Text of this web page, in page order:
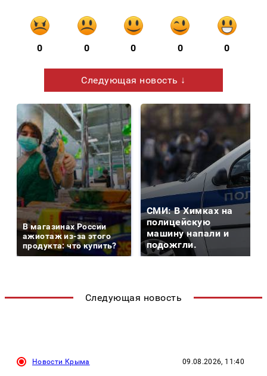
0 0 0 0 0
Следующая новость ↓
В магазинах России
ажиотаж из-за этого
продукта: что купить?
СМИ: В Химках на
полицейскую
машину напали и
подожгли.
Следующая новость
Новости Крыма 09.08.2026, 11:40